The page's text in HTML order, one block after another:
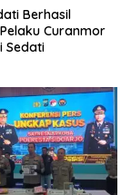
Berhasil
Curanmor
Sedati